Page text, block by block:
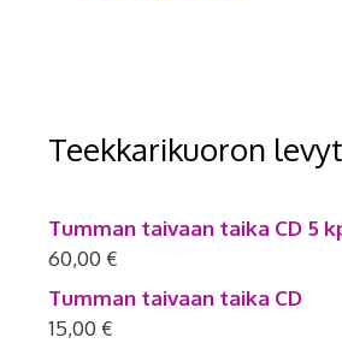
Teekkarikuoron levyt
Tumman taivaan taika CD 5
60,00 €
Tumman taivaan taika CD
15,00 €